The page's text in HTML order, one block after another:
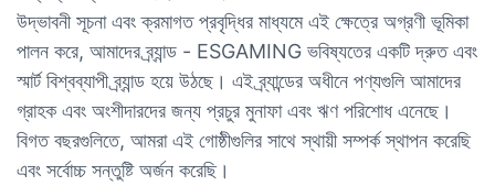
উদ্ভাবনী সূচনা এবং ক্রমাগত প্রবৃদ্ধির মাধ্যমে এই ক্ষেত্রে অগ্রণী ভূমিকা
পালন করে, আমাদের ব্র্যান্ড - ESGAMING ভবিষ্যতের একটি দ্রুত এবং
স্মার্ট বিশ্বব্যাপী ব্র্যান্ড হয়ে উঠছে। এই ব্র্যান্ডের অধীনে পণ্যগুলি আমাদের
গ্রাহক এবং অংশীদারদের জন্য প্রচুর মুনাফা এবং ঋণ পরিশোধ এনেছে।
বিগত বছরগুলিতে, আমরা এই গোষ্ঠীগুলির সাথে স্থায়ী সম্পর্ক স্থাপন করেছি
এবং সর্বোচ্চ সন্তুষ্টি অর্জন করেছি।